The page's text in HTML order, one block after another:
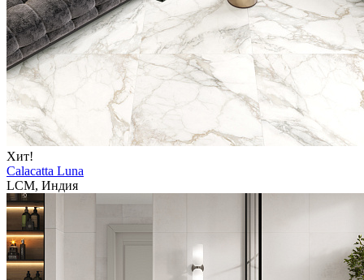
Хит!
Calacatta Luna
LCM, Индия